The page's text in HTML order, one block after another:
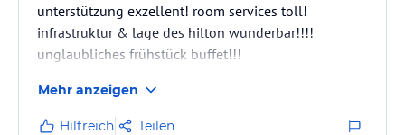
unterstützung exzellent! room services toll!
infrastruktur & lage des hilton wunderbar!!!!
unglaubliches frühstück buffet!!!
Mehr anzeigen
Hilfreich Teilen